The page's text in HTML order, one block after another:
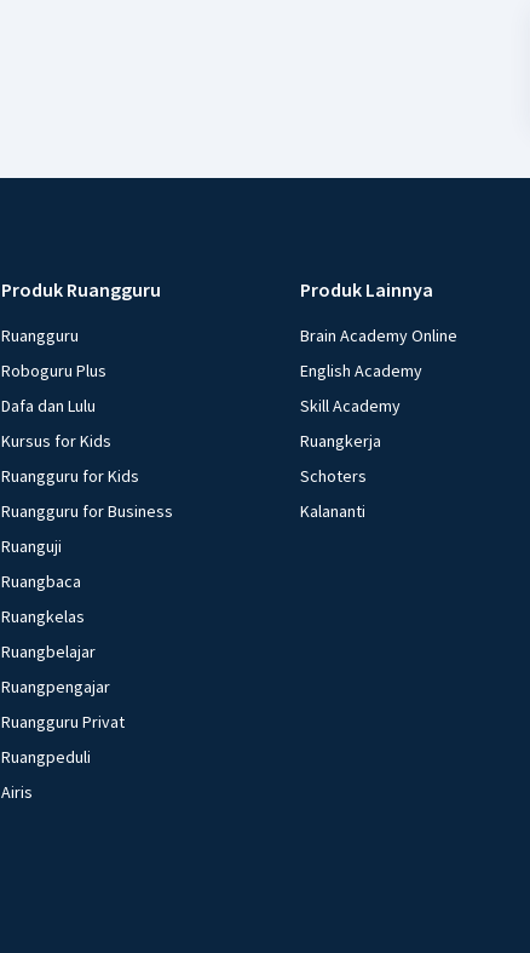
Produk Ruangguru
Ruangguru
Roboguru Plus
Dafa dan Lulu
Kursus for Kids
Ruangguru for Kids
Ruangguru for Business
Ruanguji
Ruangbaca
Ruangkelas
Ruangbelajar
Ruangpengajar
Ruangguru Privat
Ruangpeduli
Airis
Produk Lainnya
Brain Academy Online
English Academy
Skill Academy
Ruangkerja
Schoters
Kalananti